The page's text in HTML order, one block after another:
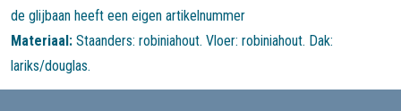
de glijbaan heeft een eigen artikelnummer
Materiaal: Staanders: robiniahout. Vloer: robiniahout. Dak:
lariks/douglas.